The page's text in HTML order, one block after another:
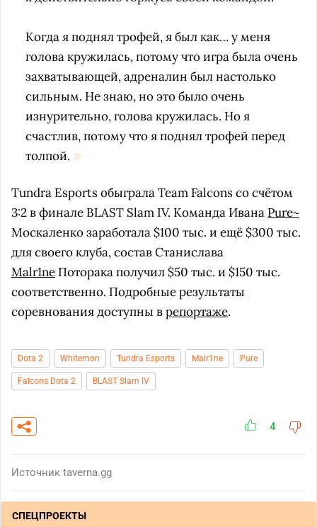
Когда я поднял трофей, я был как… у меня
голова кружилась, потому что игра была очень
захватывающей, адреналин был настолько
сильным. Не знаю, но это было очень
изнурительно, голова кружилась. Но я
счастлив, потому что я поднял трофей перед
толпой.
Tundra Esports обыграла Team Falcons со счётом
3:2 в финале BLAST Slam IV. Команда Ивана Pure~
Москаленко заработала $100 тыс. и ещё $300 тыс.
для своего клуба, состав Станислава
Malr1ne Поторака получил $50 тыс. и $150 тыс.
соответственно. Подробные результаты
соревнования доступны врепортаже.
Dota 2 Whitemon Tundra Esports Malr1ne Pure
Falcons Dota 2 BLAST Slam IV
4
Источник taverna.gg
СПЕЦПРОЕКТЫ